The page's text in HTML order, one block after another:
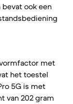
bevat ook een
met
het toestel
5G is met
van 202 gram